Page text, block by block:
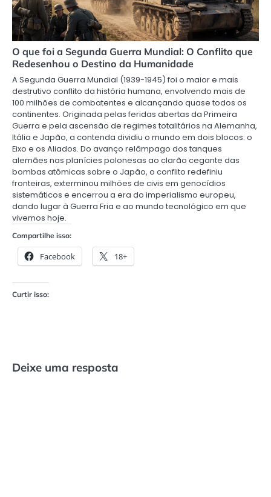
O que foi a Segunda Guerra Mundial: O Conflito que
Redesenhou o Destino da Humanidade
A Segunda Guerra Mundial (1939-1945) foi o maior e mais
destrutivo conflito da história humana, envolvendo mais de
100 milhões de combatentes e alcançando quase todos os
continentes. Originada pelas feridas abertas da Primeira
Guerra e pela ascensão de regimes totalitários na Alemanha,
Itália e Japão, a contenda dividiu o mundo em dois blocos: o
Eixo e os Aliados. Do avanço relâmpago dos tanques
alemães nas planícies polonesas ao clarão cegante das
bombas atômicas sobre o Japão, o conflito redefiniu
fronteiras, exterminou milhões de civis em genocídios
sistemáticos e encerrou a era do imperialismo europeu,
dando lugar à Guerra Fria e ao mundo tecnológico em que
vivemos hoje.
Compartilhe isso:
Facebook 18+
Curtir isso:
Deixe uma resposta